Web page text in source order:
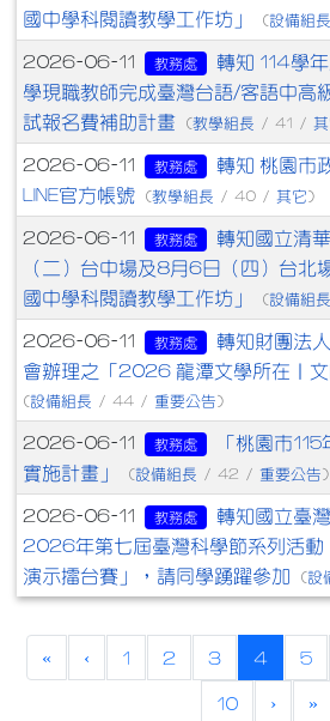
國中學科閱讀教學工作坊」
(設備組長
2026-06-11 教務處
轉知 114學
學現職教師完成臺灣台語/客語中高
試報名費補助計畫
(教學組長 / 41 /
2026-06-11 教務處
轉知 桃園市
LINE官方帳號
(教學組長 / 40 / 其它 )
2026-06-11 教務處
轉知國立清
（二）台中場及8月6日（四）台北
國中學科閱讀教學工作坊」
(設備組長
2026-06-11 教務處
轉知財團法
會辦理之「2026 龍潭文學所在｜文
(設備組長 / 44 / 重要公告 )
2026-06-11 教務處
「桃園市
實施計畫」
(設備組長 / 42 / 重要公告 )
2026-06-11 教務處
轉知國立臺
2026年第七屆臺灣科學節系列活動
演示擂台賽」，請同學踴躍參加
(設
« ‹ 1 2 3 4 5
10 › »